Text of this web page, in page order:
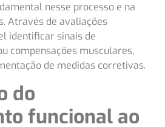
nesse processo e na
Através de avaliações
identificar sinais de
compensações musculares,
de medidas corretivas.
do
funcional ao